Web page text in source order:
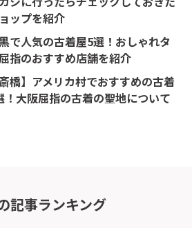
ップを紹介
で人気の古着屋5選！おしゃれタ
指のおすすめ店舗を紹介
斎橋】アメリカ村でおすすめの古着
！大阪屈指の古着の聖地について
記事ランキング